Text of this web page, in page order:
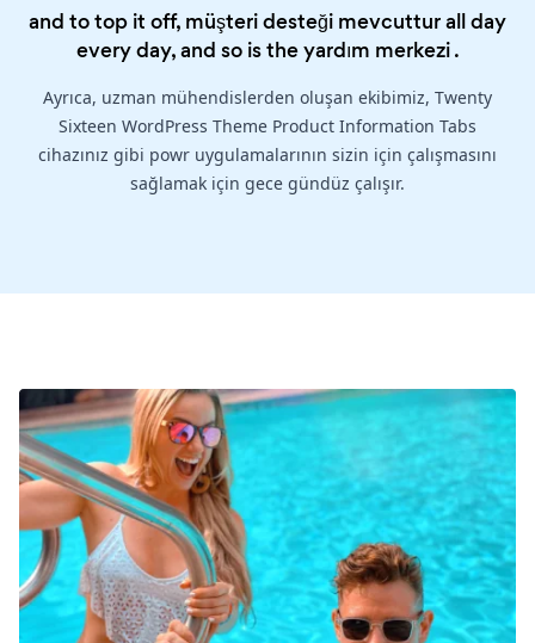
and to top it off, müşteri desteği mevcuttur all day
every day, and so is theyardım merkezi.
Ayrıca, uzman mühendislerden oluşan ekibimiz, Twenty
Sixteen WordPress Theme Product Information Tabs
cihazınız gibi powr uygulamalarının sizin için çalışmasını
sağlamak için gece gündüz çalışır.